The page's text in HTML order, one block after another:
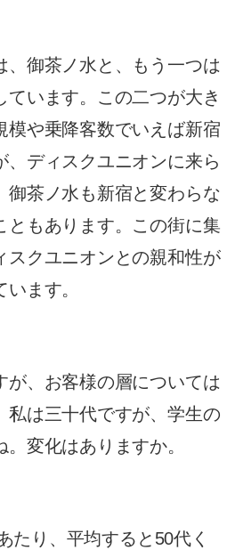
、御茶ノ水と、もう一つは
ています。この二つが大き
模や乗降客数でいえば新宿
、ディスクユニオンに来ら
御茶ノ水も新宿と変わらな
ともあります。この街に集
スクユニオンとの親和性が
ます。
が、お客様の層については
私は三十代ですが、学生の
変化はありますか。
たり、平均すると50代く